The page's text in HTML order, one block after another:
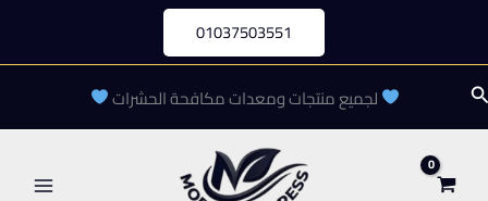
المحتوى
01037503551
البحث لجميع منتجات ومعدات مكافحة الحشرات